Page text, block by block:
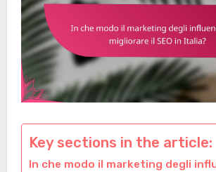
Key sections in the article:
In che modo il marketing degli